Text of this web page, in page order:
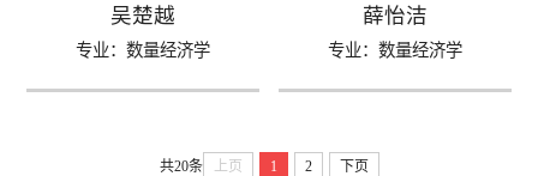
吴楚越
专业：数量经济学
薛怡洁
专业：数量经济学
共20条 上页 1 2 下页